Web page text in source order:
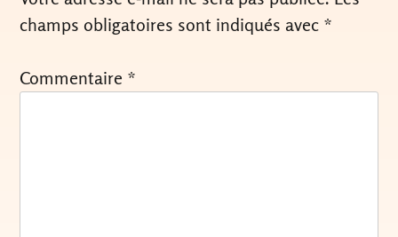
champs obligatoires sont indiqués avec *
Commentaire *